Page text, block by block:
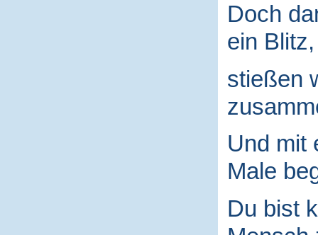
Doch
ein Blitz,
stießen
Und mit
Male
Du bist